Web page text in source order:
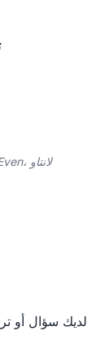
الصورة: Augusta Nichols-Even، لانتاو
لديك سؤال أو